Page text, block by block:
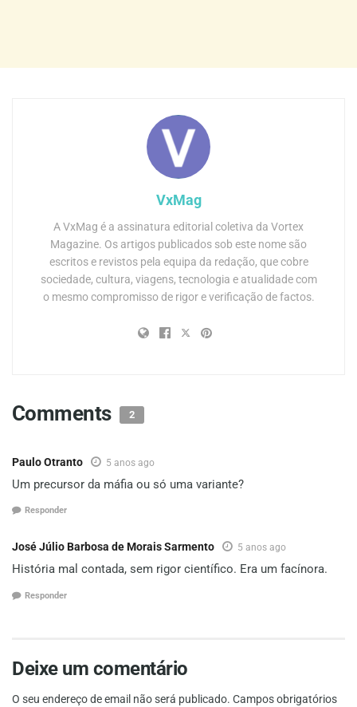
VxMag
A VxMag é a assinatura editorial coletiva da Vortex
Magazine. Os artigos publicados sob este nome são
escritos e revistos pela equipa da redação, que cobre
sociedade, cultura, viagens, tecnologia e atualidade com
o mesmo compromisso de rigor e verificação de factos.
Comments 2
Paulo Otranto 5 anos ago
Um precursor da máfia ou só uma variante?
Responder
José Júlio Barbosa de Morais Sarmento 5 anos ago
História mal contada, sem rigor científico. Era um facínora.
Responder
Deixe um comentário
O seu endereço de email não será publicado. Campos obrigatórios